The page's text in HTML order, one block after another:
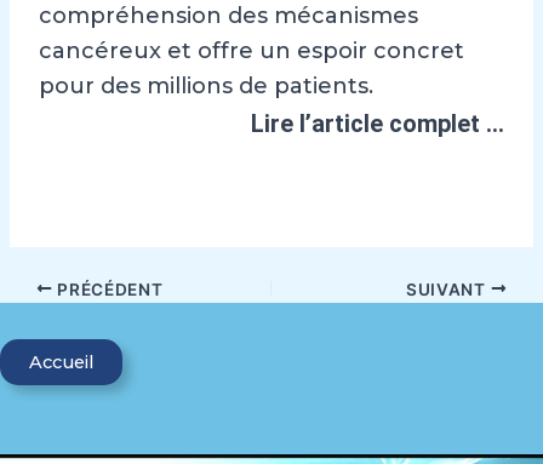
compréhension des mécanismes
cancéreux et offre un espoir concret
pour des millions de patients.
Lire l’article complet …
PRÉCÉDENT SUIVANT
Accueil